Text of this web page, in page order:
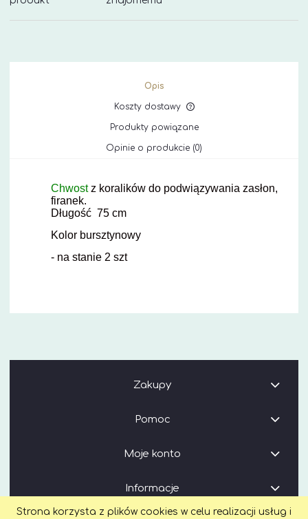
Strona korzysta z plików cookies w celu realizacji usług i
Opis
Koszty dostawy
Produkty powiązane
Opinie o produkcie (0)
Chwostz koralików do podwiązywania zasłon,
firanek.
Długość 75 cm
Kolor bursztynowy
- na stanie 2 szt
Zakupy
Pomoc
Moje konto
Informacje